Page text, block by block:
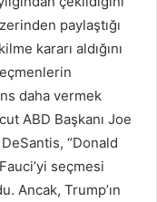
paylaştığı
kararı aldığını
daha vermek
ABD Başkanı Joe
“Donald
seçmesi
Ancak, Trump’ın